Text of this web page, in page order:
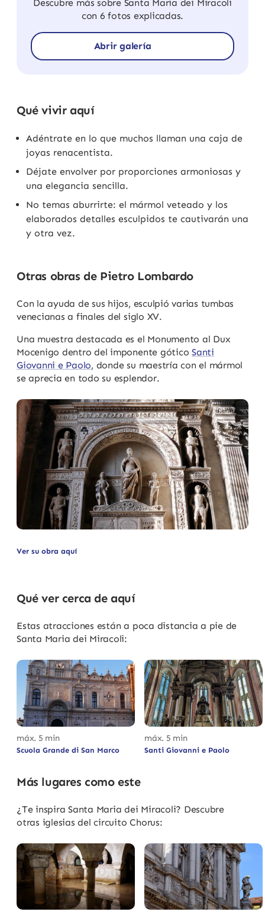
Descubre más sobre Santa Maria dei Miracoli
con 6 fotos explicadas.
Abrir galería
Qué vivir aquí
Adéntrate en lo que muchos llaman una caja de
joyas renacentista.
Déjate envolver por proporciones armoniosas y
una elegancia sencilla.
No temas aburrirte: el mármol veteado y los
elaborados detalles esculpidos te cautivarán una
y otra vez.
Otras obras de Pietro Lombardo
Con la ayuda de sus hijos, esculpió varias tumbas
venecianas a finales del siglo XV.
Una muestra destacada es el Monumento al Dux
Mocenigo dentro del imponente góticoSanti
Giovanni e Paolo, donde su maestría con el mármol
se aprecia en todo su esplendor.
Ver su obra aquí
Qué ver cerca de aquí
Estas atracciones están a poca distancia a pie de
Santa Maria dei Miracoli:
máx. 5 min
Scuola Grande di San Marco
máx. 5 min
Santi Giovanni e Paolo
Más lugares como este
¿Te inspira Santa Maria dei Miracoli? Descubre
otras iglesias del circuito Chorus: